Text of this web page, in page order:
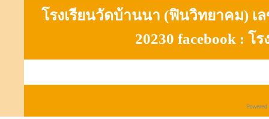
โรงเรียนวัดบ้านนา (ฟินวิทยาคม) เ
20230 facebook :